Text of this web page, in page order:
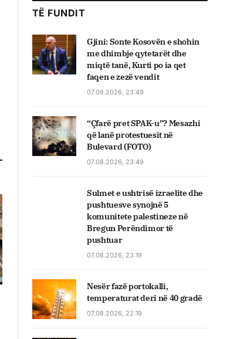
TË FUNDIT
Gjini: Sonte Kosovën e shohin
me dhimbje qytetarët dhe
miqtë tanë, Kurti po ia qet
faqen e zezë vendit
07.08.2026, 23:49
“Çfarë pret SPAK-u”? Mesazhi
që lanë protestuesit në
Bulevard (FOTO)
07.08.2026, 23:49
Sulmet e ushtrisë izraelite dhe
pushtuesve synojnë 5
komunitete palestineze në
Bregun Perëndimor të
pushtuar
07.08.2026, 23:19
Nesër fazë portokalli,
temperaturat deri në 40 gradë
07.08.2026, 22:19